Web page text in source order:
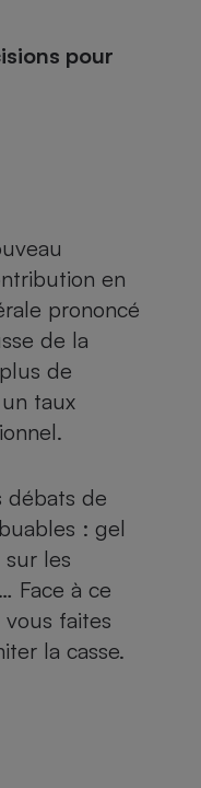
pour
en
prononcé
de la
de
taux
débats de
: gel
sur les
… Face à ce
faites
la casse.